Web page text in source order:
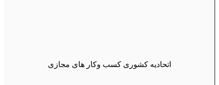
اتحادیه کشوری کسب وکار های مجازی